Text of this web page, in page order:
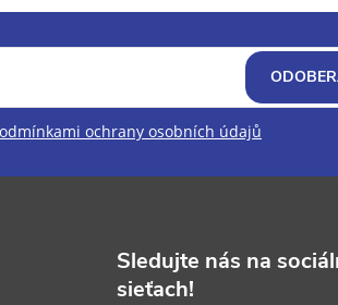
ochrany osobních údajů
Sledujte nás na
sieťach!